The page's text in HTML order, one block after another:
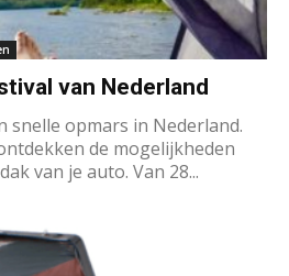
van Nederland
snelle opmars in Nederland.
de mogelijkheden
van je auto. Van 28...